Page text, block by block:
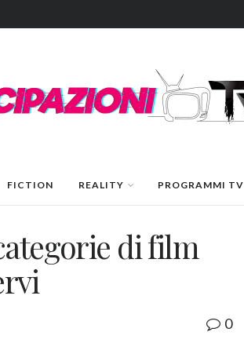
FICTION REALITY PROGRAMMI TV
di film
0